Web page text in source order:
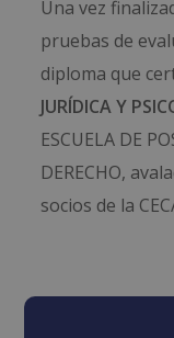
Una vez
pruebas de
diploma que
JURÍDICA Y
ESCUELA DE
DERECHO,
socios de la